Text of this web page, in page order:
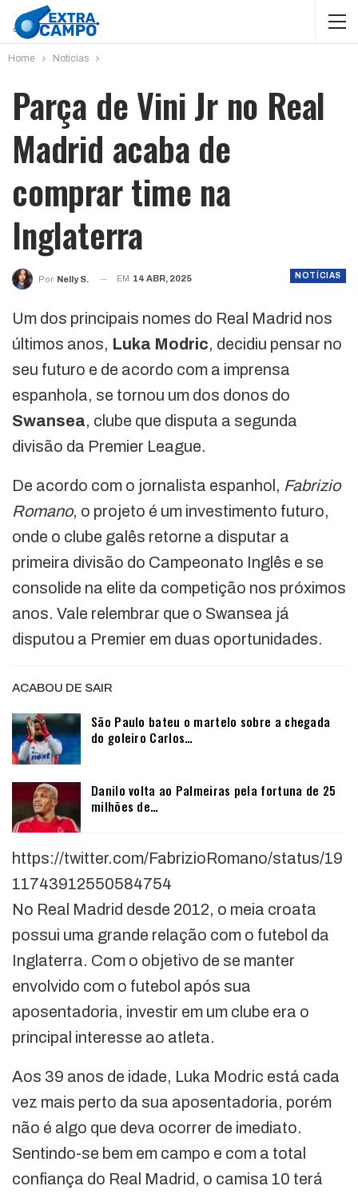
Home Notícias
Parça de Vini Jr no Real
Madrid acaba de
comprar time na
Inglaterra
NOTÍCIAS
Por Nelly S. EM 14 ABR, 2025
Um dos principais nomes do Real Madrid nos
últimos anos, Luka Modric, decidiu pensar no
seu futuro e de acordo com a imprensa
espanhola, se tornou um dos donos do
Swansea, clube que disputa a segunda
divisão da Premier League.
De acordo com o jornalista espanhol, Fabrizio
Romano, o projeto é um investimento futuro,
onde o clube galês retorne a disputar a
primeira divisão do Campeonato Inglês e se
consolide na elite da competição nos próximos
anos. Vale relembrar que o Swansea já
disputou a Premier em duas oportunidades.
ACABOU DE SAIR
São Paulo bateu o martelo sobre a chegada
do goleiro Carlos…
Danilo volta ao Palmeiras pela fortuna de 25
milhões de…
https://twitter.com/FabrizioRomano/status/19
11743912550584754
No Real Madrid desde 2012, o meia croata
possui uma grande relação com o futebol da
Inglaterra. Com o objetivo de se manter
envolvido com o futebol após sua
aposentadoria, investir em um clube era o
principal interesse ao atleta.
Aos 39 anos de idade, Luka Modric está cada
vez mais perto da sua aposentadoria, porém
não é algo que deva ocorrer de imediato.
Sentindo-se bem em campo e com a total
confiança do Real Madrid, o camisa 10 terá